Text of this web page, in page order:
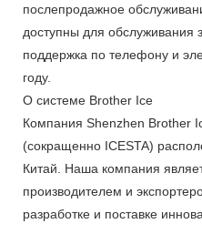
послепродажное
доступны для обслуживания
поддержка по телефону и
году.
О системе Brother Ice
Компания Shenzhen Brother
(сокращенно ICESTA)
Китай. Наша компания
производителем и
разработке и поставке